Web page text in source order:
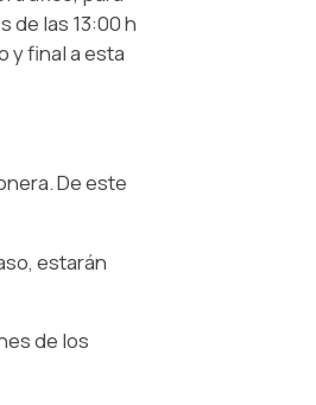
de las 13:00 h
y final a esta
De este
estarán
de los